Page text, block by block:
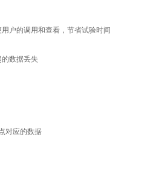
户的调用和查看，节省试验时间
数据丢失
对应的数据